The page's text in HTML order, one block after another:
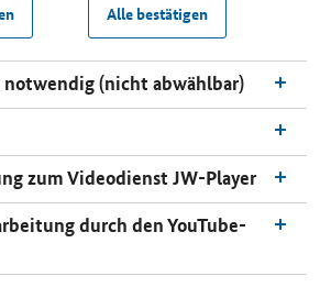
Alle bestätigen
notwendig (nicht abwählbar)
zum Videodienst JW-Player
durch den YouTube-